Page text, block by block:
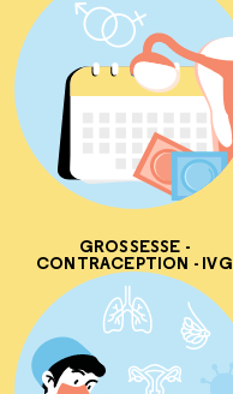
GROSSESSE -
CONTRACEPTION - IVG